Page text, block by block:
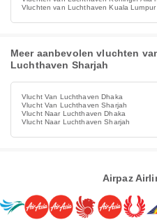
Vluchten van Luchthaven Kuala
Meer aanbevolen vluchten
Luchthaven Sharjah
Vlucht Van Luchthaven Dhaka
Vlucht Van Luchthaven Sharjah
Vlucht Naar Luchthaven Dhaka
Vlucht Naar Luchthaven Sharjah
Airpaz